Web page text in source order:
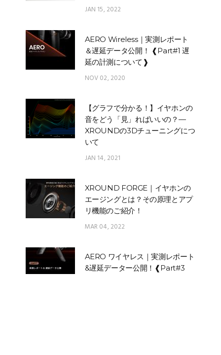
JAN 15, 2022
AERO Wireless｜実測レポート
＆遅延データ公開！ ❰Part#1 遅
延の計測について❱
NOV 02, 2020
【グラフで分かる！】イヤホンの
音をどう「見」ればいいの？—
XROUNDの3Dチューニングにつ
いて
JAN 14, 2021
XROUND FORGE｜イヤホンの
エージングとは？その原理とアプ
リ機能のご紹介！
MAR 04, 2022
AERO ワイヤレス｜実測レポート
&遅延データー公開！❰Part#3